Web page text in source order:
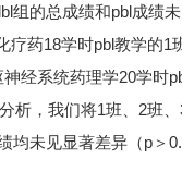
组的总成绩和pbl成绩
疗药18学时pbl教学的
经系统药理学20学时
析，我们将1班、2班
均未见显著差异（p＞